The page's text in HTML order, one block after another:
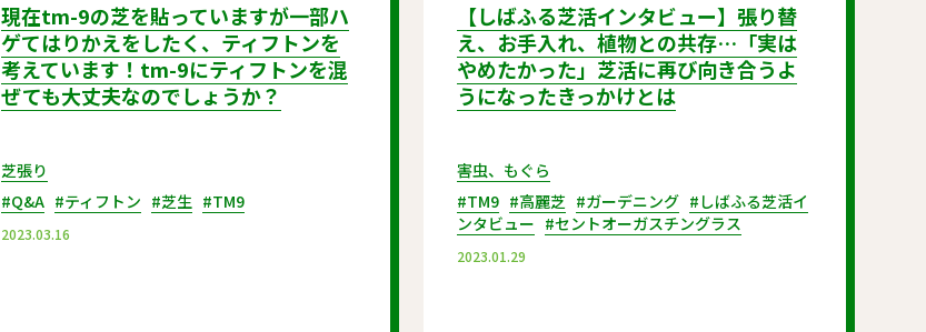
現在tm-9の芝を貼っていますが一部ハ
ゲてはりかえをしたく、ティフトンを
考えています！tm-9にティフトンを混
ぜても大丈夫なのでしょうか？
芝張り
#Q&A #ティフトン #芝生 #TM9
2023.03.16
【しばふる芝活インタビュー】張り替
え、お手入れ、植物との共存…「実は
やめたかった」芝活に再び向き合うよ
うになったきっかけとは
害虫、もぐら
#TM9 #高麗芝 #ガーデニング #しばふる芝活イ
ンタビュー #セントオーガスチングラス
2023.01.29